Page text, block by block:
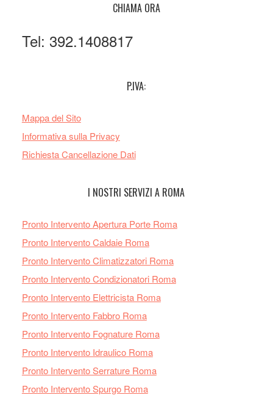
CHIAMA ORA
Tel: 392.1408817
P.IVA:
Mappa del Sito
Informativa sulla Privacy
Richiesta Cancellazione Dati
I NOSTRI SERVIZI A ROMA
Pronto Intervento Apertura Porte Roma
Pronto Intervento Caldaie Roma
Pronto Intervento Climatizzatori Roma
Pronto Intervento Condizionatori Roma
Pronto Intervento Elettricista Roma
Pronto Intervento Fabbro Roma
Pronto Intervento Fognature Roma
Pronto Intervento Idraulico Roma
Pronto Intervento Serrature Roma
Pronto Intervento Spurgo Roma